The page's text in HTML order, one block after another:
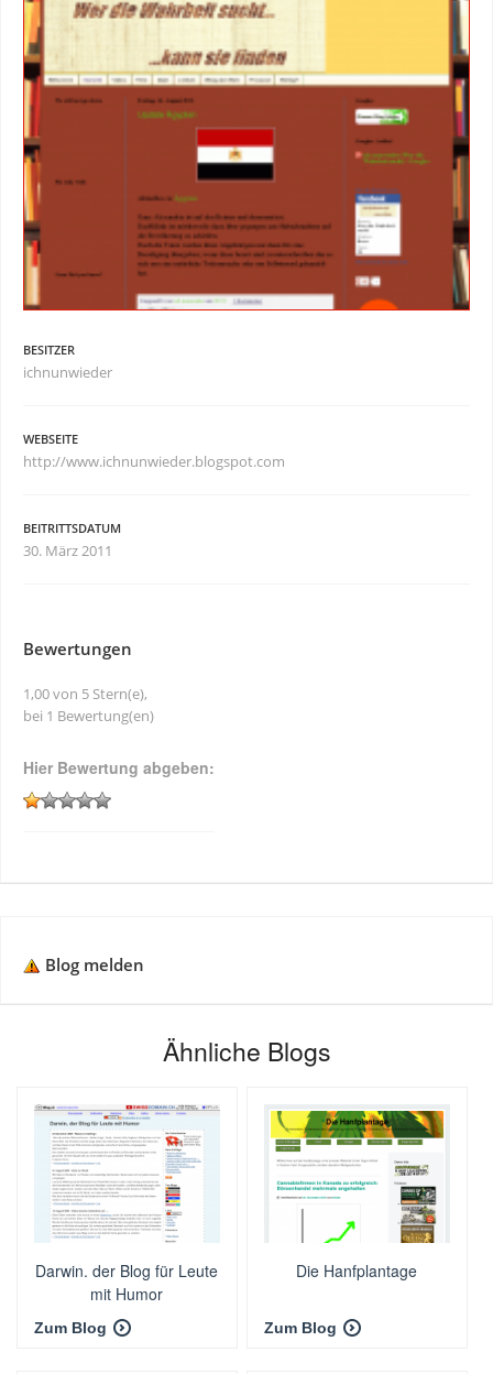
BESITZER
ichnunwieder
WEBSEITE
http://www.ichnunwieder.blogspot.com
BEITRITTSDATUM
30. März 2011
Bewertungen
1,00 von 5 Stern(e),
bei 1 Bewertung(en)
Hier Bewertung abgeben:
Blog melden
Ähnliche Blogs
Darwin. der Blog für Leute
mit Humor
Zum Blog
Die Hanfplantage
Zum Blog